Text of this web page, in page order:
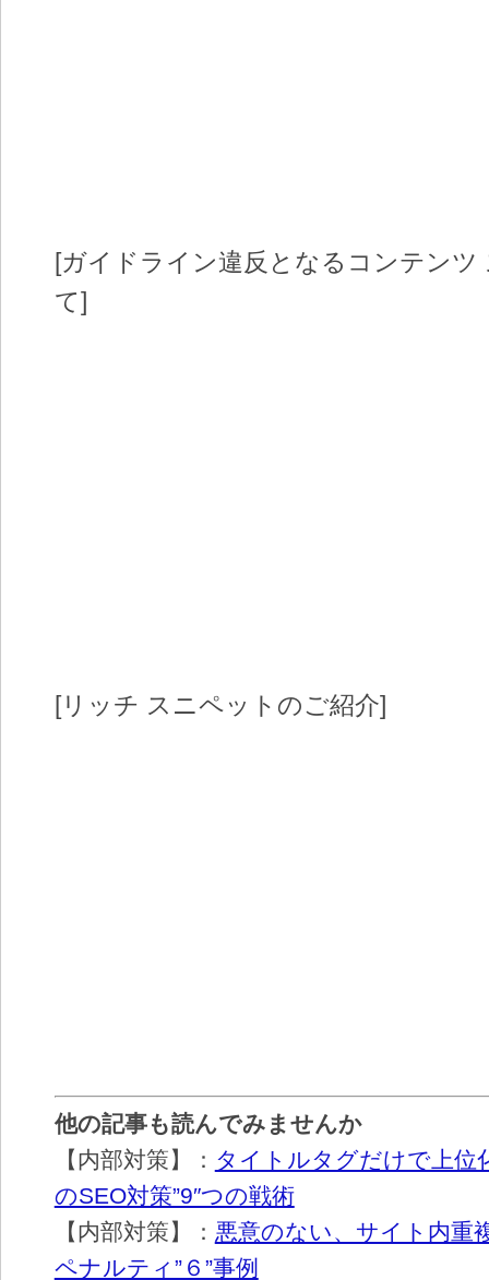
[ガイドライン違反となるコンテンツ
て]
[リッチ スニペットのご紹介]
他の記事も読んでみませんか
【内部対策】： タイトルタグだけで上位
のSEO対策”9″つの戦術
【内部対策】： 悪意のない、サイト内重
ペナルティ”６”事例